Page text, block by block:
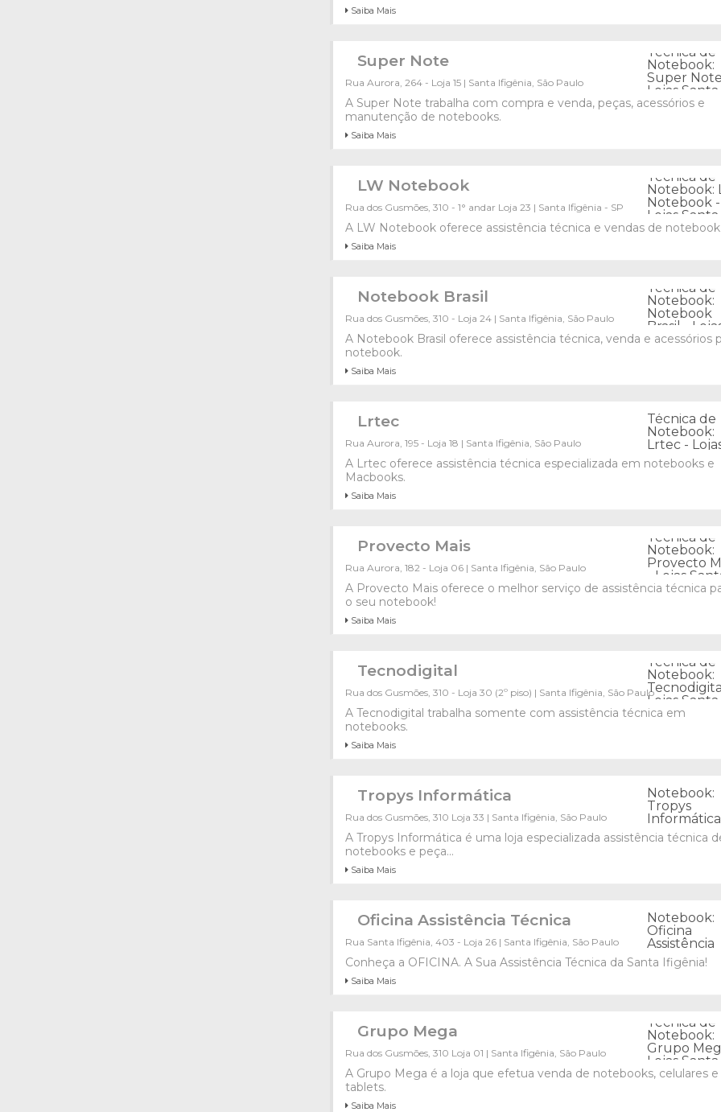
Saiba Mais
Super Note
Rua Aurora, 264 - Loja 15 | Santa Ifigênia, São Paulo
A Super Note trabalha com compra e venda, peças, acessórios e
manutenção de notebooks.
Saiba Mais
LW Notebook
Rua dos Gusmões, 310 - 1° andar Loja 23 | Santa Ifigênia - SP
A LW Notebook oferece assistência técnica e vendas de
Saiba Mais
Notebook Brasil
Rua dos Gusmões, 310 - Loja 24 | Santa Ifigênia, São Paulo
A Notebook Brasil oferece assistência técnica, venda e acessórios
notebook.
Saiba Mais
Lrtec
Rua Aurora, 195 - Loja 18 | Santa Ifigênia, São Paulo
A Lrtec oferece assistência técnica especializada em notebooks e
Macbooks.
Saiba Mais
Provecto Mais
Rua Aurora, 182 - Loja 06 | Santa Ifigênia, São Paulo
A Provecto Mais oferece o melhor serviço de assistência técnica
o seu notebook!
Saiba Mais
Tecnodigital
Rua dos Gusmões, 310 - Loja 30 (2º piso) | Santa Ifigênia, São Paulo
A Tecnodigital trabalha somente com assistência técnica em
notebooks.
Saiba Mais
Tropys Informática
Rua dos Gusmões, 310 Loja 33 | Santa Ifigênia, São Paulo
A Tropys Informática é uma loja especializada assistência técnica
notebooks e peça...
Saiba Mais
Oficina Assistência Técnica
Rua Santa Ifigênia, 403 - Loja 26 | Santa Ifigênia, São Paulo
Conheça a OFICINA. A Sua Assistência Técnica da Santa Ifigênia!
Saiba Mais
Grupo Mega
Rua dos Gusmões, 310 Loja 01 | Santa Ifigênia, São Paulo
A Grupo Mega é a loja que efetua venda de notebooks, celulares e
tablets.
Saiba Mais